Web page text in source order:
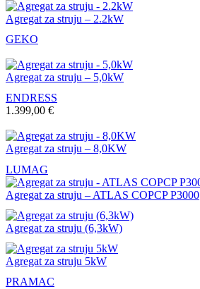
Agregat za struju – 2.2kW
GEKO
Agregat za struju – 5,0kW
ENDRESS
1.399,00 €
Agregat za struju – 8,0KW
LUMAG
Agregat za struju – ATLAS COPCP P3000
Agregat za struju (6,3kW)
Agregat za struju 5kW
PRAMAC